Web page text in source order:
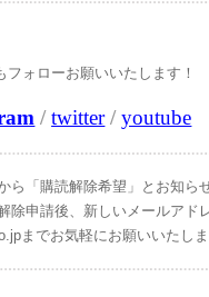
フォローお願いいたします！
/twitter/youtube
ら「購読解除希望」とお知ら
申請後、新しいメールアド
までお気軽にお願いいたしま